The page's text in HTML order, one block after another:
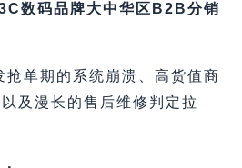
数码品牌大中华区B2B分销
抢单期的系统崩溃、高货值商
及漫长的售后维修判定拉